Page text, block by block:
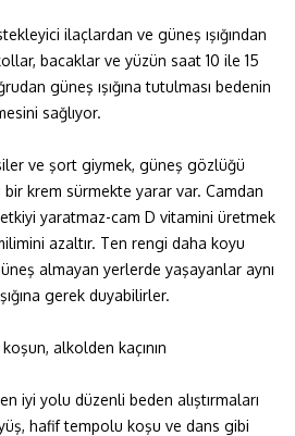
ilaçlardan ve güneş ışığından
bacaklar ve yüzün saat 10 ile 15
güneş ışığına tutulması bedenin
sağlıyor.
ve şort giymek, güneş gözlüğü
krem sürmekte yarar var. Camdan
etkiyi yaratmaz-cam D vitamini üretmek
azaltır. Ten rengi daha koyu
almayan yerlerde yaşayanlar aynı
gerek duyabilirler.
alkolden kaçının
iyi yolu düzenli beden alıştırmaları
hafif tempolu koşu ve dans gibi